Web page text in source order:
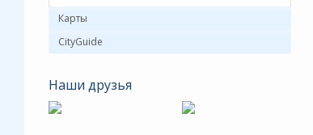
Карты
CityGuide
Наши друзья